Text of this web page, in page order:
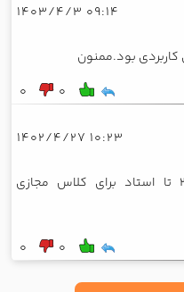
09:14 1403/4/3
بود.ممنون
0
0
10:23 1402/4/27
قیمت اجاره 300 کاربر انلاین با 3 تا استاد برای کلاس مجازی
0
0